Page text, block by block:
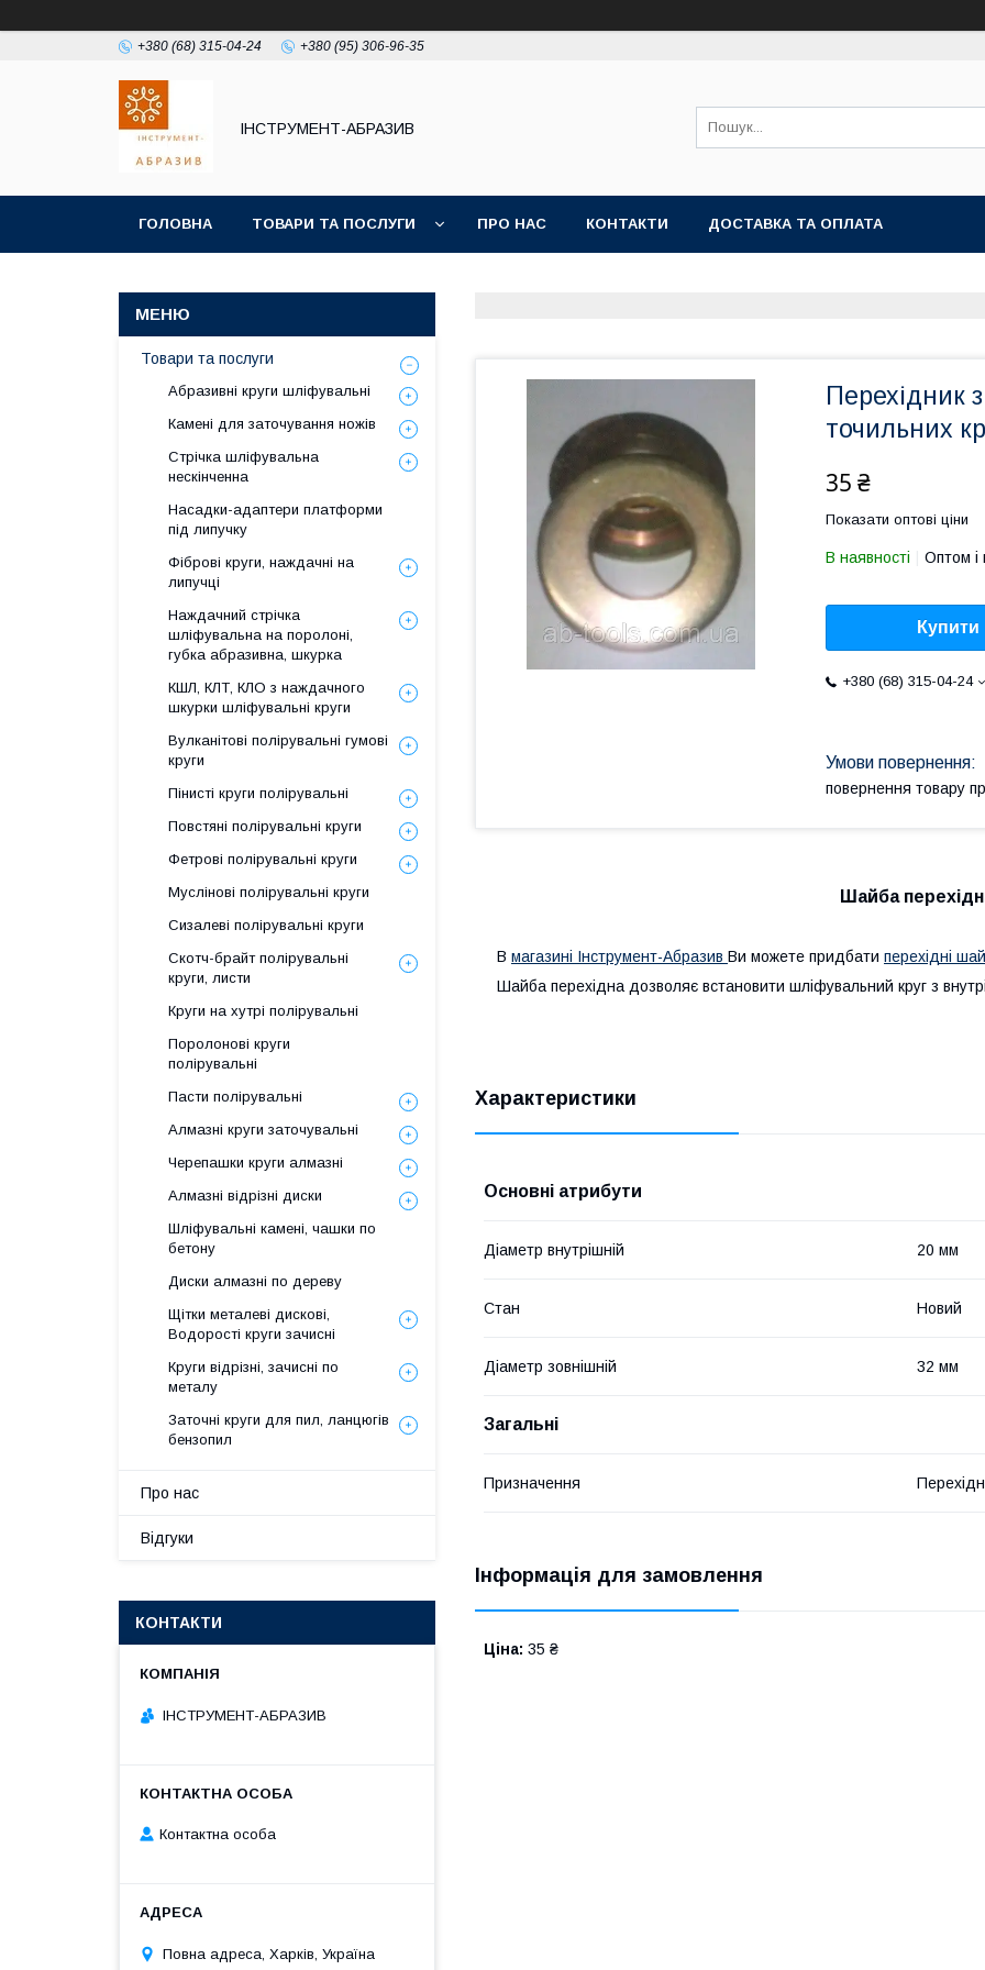
+380 (68) 315-04-24 +380 (95) 306-96-35
ІНСТРУМЕНТ-АБРАЗИВ
ГОЛОВНА ТОВАРИ ТА ПОСЛУГИ ПРО НАС КОНТАКТИ ДОСТАВКА ТА ОПЛАТА
Перехідник
точильних
35 ₴
Показати оптові ціни
В наявності Оптом і
Купити
+380 (68) 315-04-24
повернення товару
Шайба
В магазині Інструмент-Абразив Ви можете придбати перехідні
Шайба перехідна дозволяє встановити шліфувальний круг з
Характеристики
Основні атрибути
Діаметр внутрішній 20 мм
Стан Новий
Діаметр зовнішній 32 мм
Загальні
Призначення
Інформація для замовлення
Ціна: 35 ₴
Товари та послуги
Абразивні круги шліфувальні
Камені для заточування ножів
Стрічка шліфувальна
нескінченна
Насадки-адаптери платформи
під липучку
Фіброві круги, наждачні на
липучці
Наждачний стрічка
шліфувальна на поролоні,
губка абразивна, шкурка
КШЛ, КЛТ, КЛО з наждачного
шкурки шліфувальні круги
Вулканітові полірувальні гумові
круги
Пінисті круги полірувальні
Повстяні полірувальні круги
Фетрові полірувальні круги
Муслінові полірувальні круги
Сизалеві полірувальні круги
Скотч-брайт полірувальні
круги, листи
Круги на хутрі полірувальні
Поролонові круги
полірувальні
Пасти полірувальні
Алмазні круги заточувальні
Черепашки круги алмазні
Алмазні відрізні диски
Шліфувальні камені, чашки по
бетону
Диски алмазні по дереву
Щітки металеві дискові,
Водорості круги зачисні
Круги відрізні, зачисні по
металу
Заточні круги для пил, ланцюгів
бензопил
Про нас
Відгуки
КОНТАКТИ
ІНСТРУМЕНТ-АБРАЗИВ
Контактна особа
Повна адреса, Харків, Україна